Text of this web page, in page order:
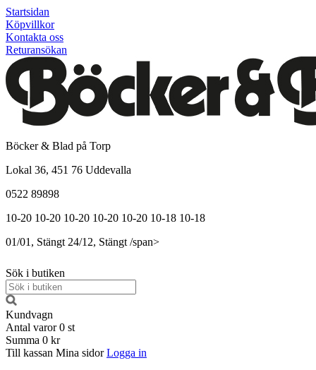
Startsidan
Köpvillkor
Kontakta oss
Returansökan
Böcker & Blad på Torp
Lokal 36, 451 76 Uddevalla
0522 89898
10-20 10-20 10-20 10-20 10-20 10-18 10-18
01/01, Stängt 24/12, Stängt /span>
Sök i butiken
Kundvagn
Antal varor 0 st
Summa 0 kr
Till kassan Mina sidor Logga in